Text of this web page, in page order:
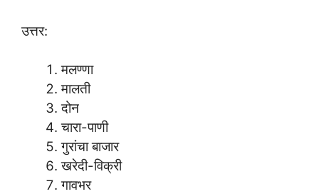
उत्तर:
मलण्णा
मालती
दोन
चारा-पाणी
गुरांचा बाजार
खरेदी-विक्री
गावभर